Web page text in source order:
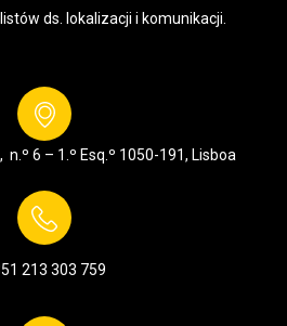
ds. lokalizacji i komunikacji.
6 – 1.º Esq.º 1050-191, Lisboa
213 303 759